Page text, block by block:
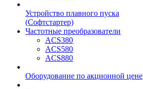
Устройство плавного пуска
(Софтстартер)
Частотные преобразователи
ACS380
ACS580
ACS880
Оборудование по акционной цене